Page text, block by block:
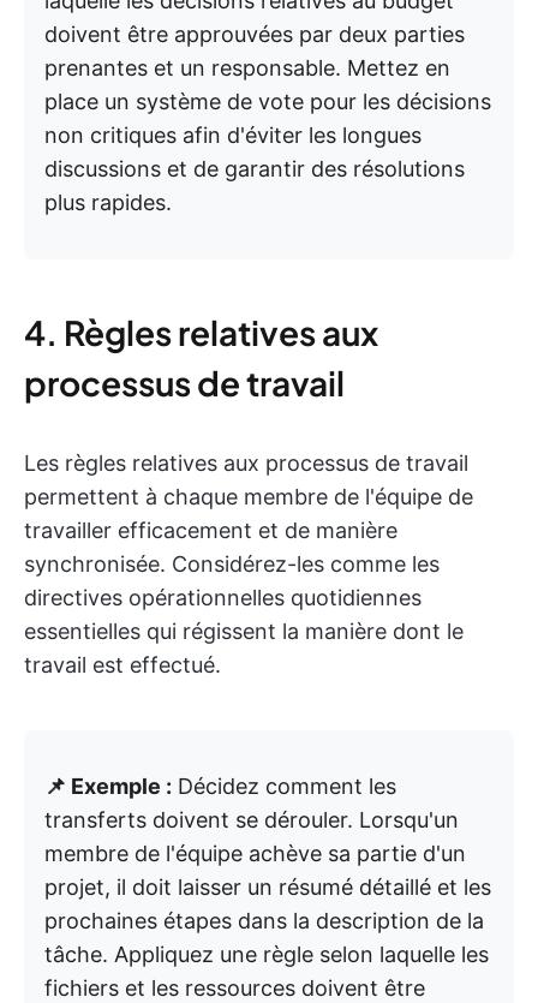
doivent être approuvées par deux parties
prenantes et un responsable. Mettez en
place un système de vote pour les décisions
non critiques afin d'éviter les longues
discussions et de garantir des résolutions
plus rapides.
4. Règles relatives aux
processus de travail
Les règles relatives aux processus de travail
permettent à chaque membre de l'équipe de
travailler efficacement et de manière
synchronisée. Considérez-les comme les
directives opérationnelles quotidiennes
essentielles qui régissent la manière dont le
travail est effectué.
📌 Exemple : Décidez comment les
transferts doivent se dérouler. Lorsqu'un
membre de l'équipe achève sa partie d'un
projet, il doit laisser un résumé détaillé et les
prochaines étapes dans la description de la
tâche. Appliquez une règle selon laquelle les
fichiers et les ressources doivent être